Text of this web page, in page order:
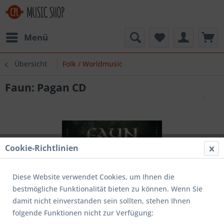
Menü
Übersicht Folk / Worldmusic
Faun: Pagan CD
Cookie-Richtlinien
Diese Website verwendet Cookies, um Ihnen die
bestmögliche Funktionalität bieten zu können. Wenn Sie
damit nicht einverstanden sein sollten, stehen Ihnen
folgende Funktionen nicht zur Verfügung: